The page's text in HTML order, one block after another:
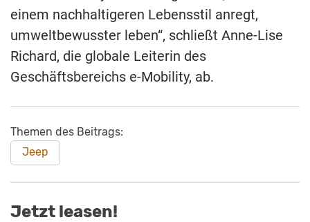
einem nachhaltigeren Lebensstil anregt,
umweltbewusster leben“, schließt Anne-Lise
Richard, die globale Leiterin des
Geschäftsbereichs e-Mobility, ab.
Themen des Beitrags:
Jeep
Jetzt leasen!